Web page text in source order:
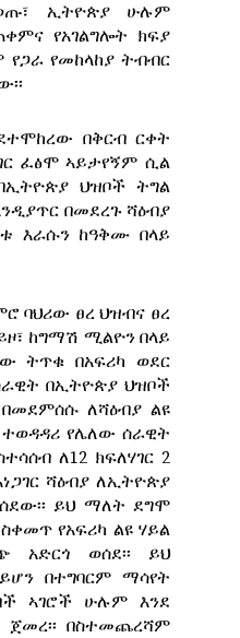
ኢትዮጵያ ሁሉም
የአገልግሎት ክፍያ
የጋራ የመከላከያ ትብብር
በቅርብ ርቀት
ፈፅሞ ኣይታየኝም ሲል
ህዝቦች ትግል
በመደረጉ ሻዕብያ
እራሱን ከዓቅሙ በላይ
ባህሪው ፀረ ህዝብና ፀረ
ከግማሽ ሚልዮን በላይ
ትጥቁ በአፍሪካ ወደር
በኢትዮጵያ ህዝቦች
ለሻዕብያ ልዩ
ተወዳዳሪ የሌለው ሰራዊት
ለ12 ክፍለሃገር 2
ሻዕብያ ለኢትዮጵያ
ይህ ማለት ደግሞ
የአፍሪካ ልዩ ሃይል
አድርጎ ወሰደ፡፡ ይህ
በተግባርም ማሳየት
ኣገሮች ሁሉም እንደ
በስተመጨረሻም